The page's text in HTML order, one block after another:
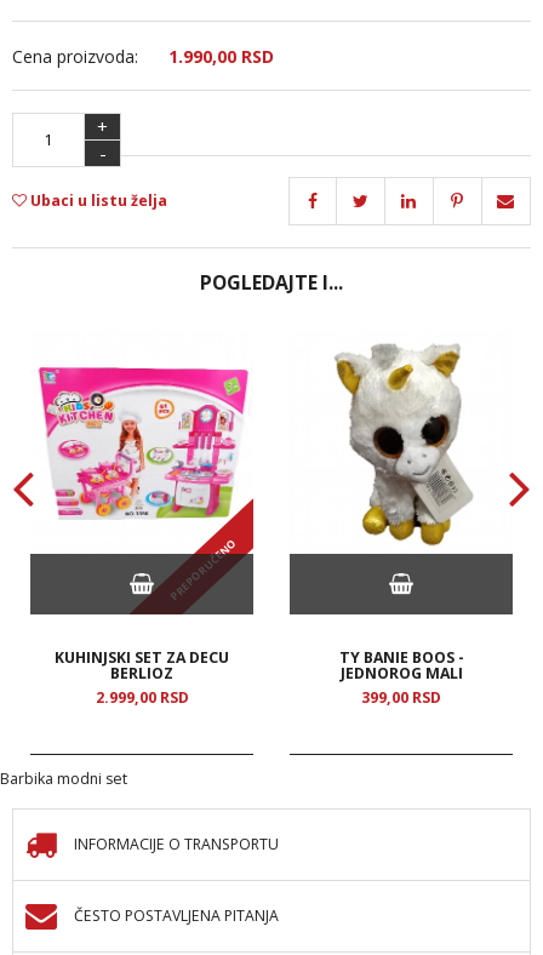
Cena proizvoda: 1.990,00 RSD
+
-
Ubaci u listu želja
POGLEDAJTE I...
PREPORUČENO
KUHINJSKI SET ZA DECU
BERLIOZ
2.999,00 RSD
TY BANIE BOOS -
JEDNOROG MALI
399,00 RSD
Barbika modni set
INFORMACIJE O TRANSPORTU
ČESTO POSTAVLJENA PITANJA